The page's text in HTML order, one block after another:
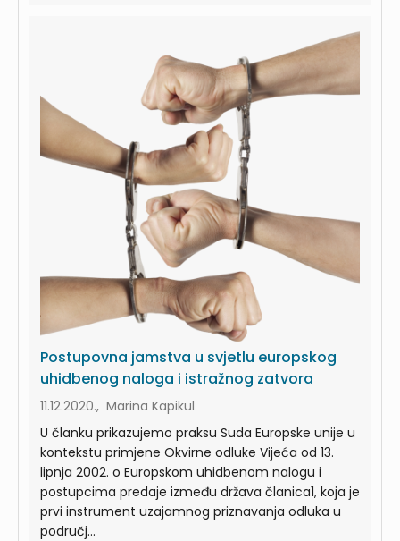
Postupovna jamstva u svjetlu europskog
uhidbenog naloga i istražnog zatvora
11.12.2020., Marina Kapikul
U članku prikazujemo praksu Suda Europske unije u
kontekstu primjene Okvirne odluke Vijeća od 13.
lipnja 2002. o Europskom uhidbenom nalogu i
postupcima predaje između država članica1, koja je
prvi instrument uzajamnog priznavanja odluka u
područj...